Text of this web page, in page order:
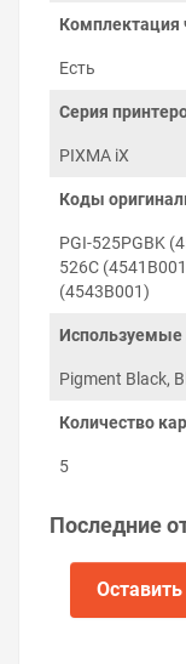
уровень
пополнять.
номерам
PIXMA iX6550
Комплектация
Есть
Серия
PIXMA iX
Коды
PGI-525PGBK
526C
(4543B001)
Используемые
Pigment Black,
Количество
5
Последние